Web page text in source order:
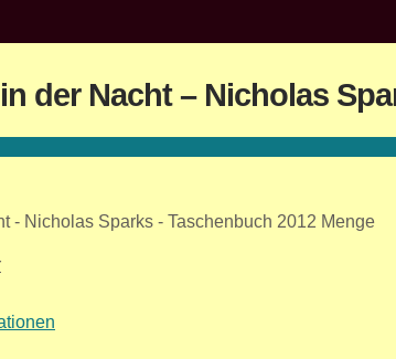
der Nacht – Nicholas
- Nicholas Sparks - Taschenbuch 2012 Menge